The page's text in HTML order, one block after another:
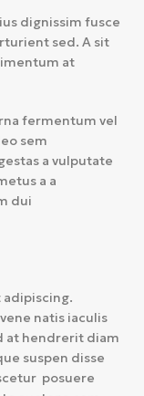
dignissim fusce
sed. A sit
at
fermentum vel
sem
a vulputate
a a
dui
natis iaculis
at hendrerit diam
suspen disse
posuere